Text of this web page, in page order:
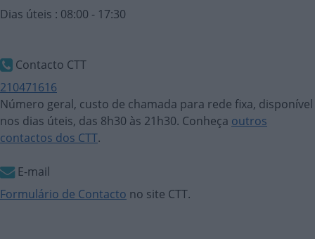
Dias úteis : 08:00 - 17:30
Contacto CTT
210471616
Número geral, custo de chamada para rede fixa, disponível
nos dias úteis, das 8h30 às 21h30. Conheça outros
contactos dos CTT.
E-mail
Formulário de Contacto no site CTT.